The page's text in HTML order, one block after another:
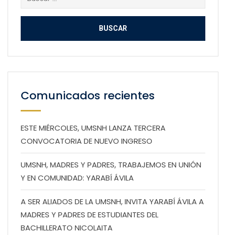
Comunicados recientes
ESTE MIÉRCOLES, UMSNH LANZA TERCERA
CONVOCATORIA DE NUEVO INGRESO
UMSNH, MADRES Y PADRES, TRABAJEMOS EN UNIÓN
Y EN COMUNIDAD: YARABÍ ÁVILA
A SER ALIADOS DE LA UMSNH, INVITA YARABÍ ÁVILA A
MADRES Y PADRES DE ESTUDIANTES DEL
BACHILLERATO NICOLAITA